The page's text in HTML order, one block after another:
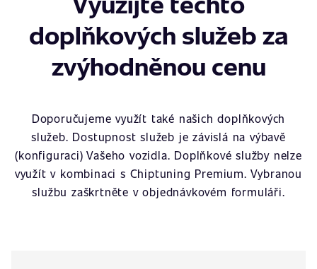
doplňkových služeb za
zvýhodněnou cenu
Doporučujeme využít také našich doplňkových
služeb. Dostupnost služeb je závislá na výbavě
(konfiguraci) Vašeho vozidla. Doplňkové služby nelze
využít v kombinaci s Chiptuning Premium. Vybranou
službu zaškrtněte v objednávkovém formuláři.